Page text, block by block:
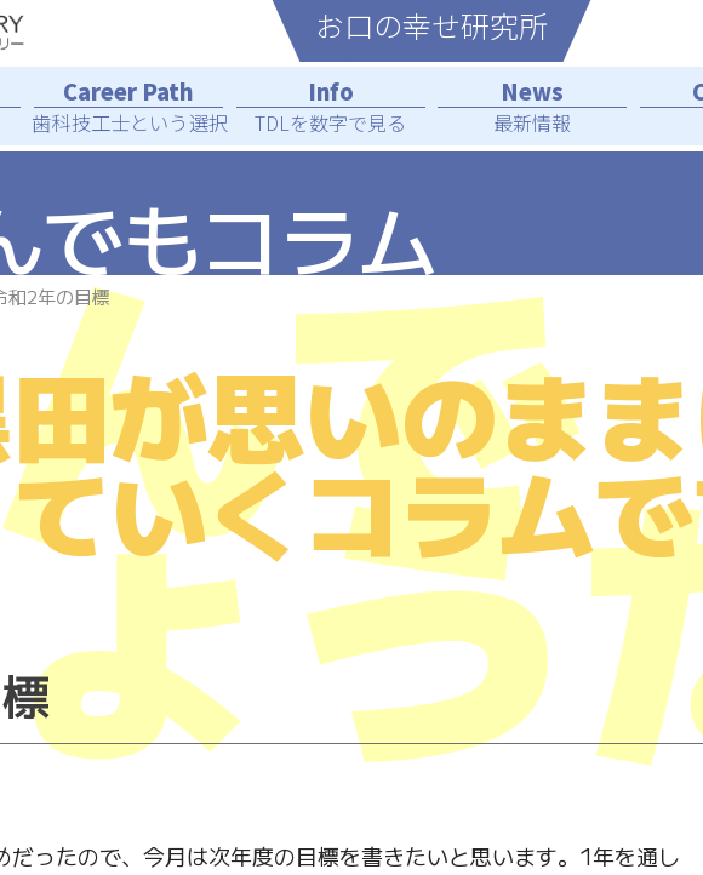
お⼝の幸せ研究所
歯科技工士という選択 TDLを数字で見る 最新情報
和2年の目標
でもコラム
が思いのま
いくコラム
で
う
ったので、今月は次年度の目標を書きたいと思います。1年を通し